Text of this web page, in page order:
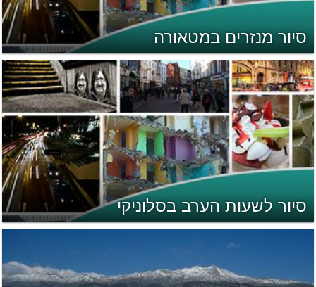
סיור מנזרים במטאורה
סיור לשעות הערב בסלוניקי